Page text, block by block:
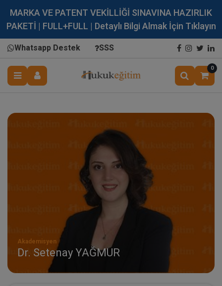
MARKA VE PATENT VEKİLLİĞİ SINAVINA HAZIRLIK
PAKETİ | FULL+FULL | Detaylı Bilgi Almak İçin Tıklayın
Whatsapp Destek SSS
0
Akademisyen
Dr. Setenay YAĞMUR